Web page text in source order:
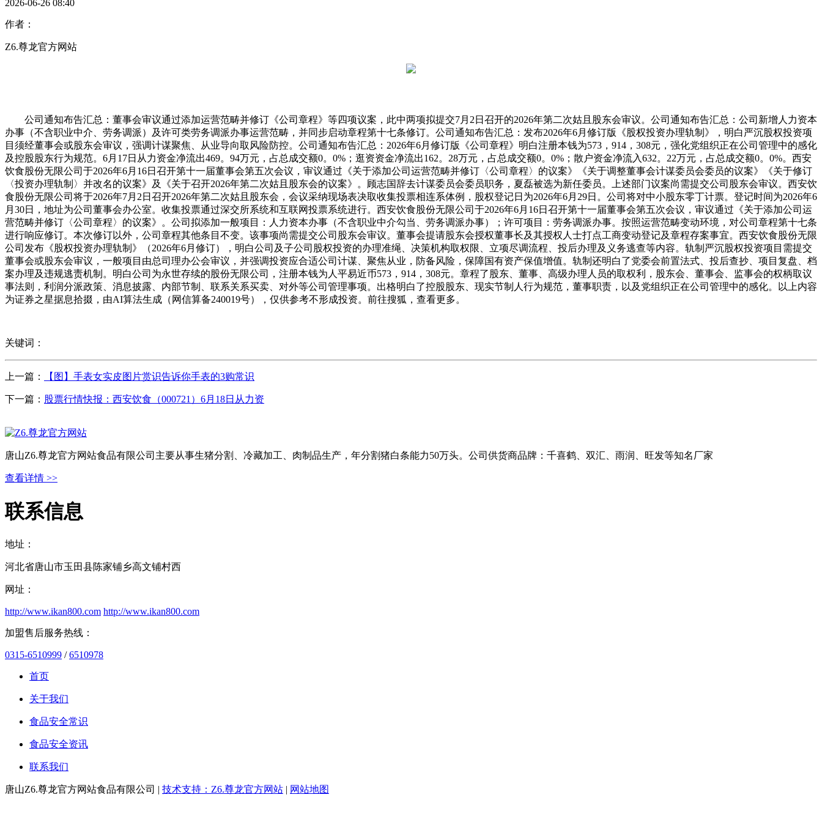
2026-06-26 08:40
作者：
Z6.尊龙官方网站
公司通知布告汇总：董事会审议通过添加运营范畴并修订《公司章程》等四项议案，此中两项拟提交7月2日召开的2026年第二次姑且股东会审议。公司通知布告汇总：公司新增人力资本
办事（不含职业中介、劳务调派）及许可类劳务调派办事运营范畴，并同步启动章程第十七条修订。公司通知布告汇总：发布2026年6月修订版《股权投资办理轨制》，明白严沉股权投资项
目须经董事会或股东会审议，强调计谋聚焦、从业导向取风险防控。公司通知布告汇总：2026年6月修订版《公司章程》明白注册本钱为573，914，308元，强化党组织正在公司管理中的感化
及控股股东行为规范。6月17日从力资金净流出469。94万元，占总成交额0。0%；逛资资金净流出162。28万元，占总成交额0。0%；散户资金净流入632。22万元，占总成交额0。0%。西安
饮食股份无限公司于2026年6月16日召开第十一届董事会第五次会议，审议通过《关于添加公司运营范畴并修订〈公司章程〉的议案》《关于调整董事会计谋委员会委员的议案》《关于修订
〈投资办理轨制〉并改名的议案》及《关于召开2026年第二次姑且股东会的议案》。顾志国辞去计谋委员会委员职务，夏磊被选为新任委员。上述部门议案尚需提交公司股东会审议。西安饮
食股份无限公司将于2026年7月2日召开2026年第二次姑且股东会，会议采纳现场表决取收集投票相连系体例，股权登记日为2026年6月29日。公司将对中小股东零丁计票。登记时间为2026年6
月30日，地址为公司董事会办公室。收集投票通过深交所系统和互联网投票系统进行。西安饮食股份无限公司于2026年6月16日召开第十一届董事会第五次会议，审议通过《关于添加公司运
营范畴并修订〈公司章程〉的议案》。公司拟添加一般项目：人力资本办事（不含职业中介勾当、劳务调派办事）；许可项目：劳务调派办事。按照运营范畴变动环境，对公司章程第十七条
进行响应修订。本次修订以外，公司章程其他条目不变。该事项尚需提交公司股东会审议。董事会提请股东会授权董事长及其授权人士打点工商变动登记及章程存案事宜。西安饮食股份无限
公司发布《股权投资办理轨制》（2026年6月修订），明白公司及子公司股权投资的办理准绳、决策机构取权限、立项尽调流程、投后办理及义务逃查等内容。轨制严沉股权投资项目需提交
董事会或股东会审议，一般项目由总司理办公会审议，并强调投资应合适公司计谋、聚焦从业，防备风险，保障国有资产保值增值。轨制还明白了党委会前置法式、投后查抄、项目复盘、档
案办理及违规逃责机制。明白公司为永世存续的股份无限公司，注册本钱为人平易近币573，914，308元。章程了股东、董事、高级办理人员的取权利，股东会、董事会、监事会的权柄取议
事法则，利润分派政策、消息披露、内部节制、联系关系买卖、对外等公司管理事项。出格明白了控股股东、现实节制人行为规范，董事职责，以及党组织正在公司管理中的感化。以上内容
为证券之星据息拾掇，由AI算法生成（网信算备240019号），仅供参考不形成投资。前往搜狐，查看更多。
关键词：
上一篇： 【图】手表女实皮图片赏识告诉你手表的3购常识
下一篇： 股票行情快报：西安饮食（000721）6月18日从力资
唐山Z6.尊龙官方网站食品有限公司主要从事生猪分割、冷藏加工、肉制品生产，年分割猪白条能力50万头。公司供货商品牌：千喜鹤、双汇、雨润、旺发等知名厂家
查看详情 >>
联系信息
地址：
河北省唐山市玉田县陈家铺乡高文铺村西
网址：
http://www.ikan800.com http://www.ikan800.com
加盟售后服务热线：
0315-6510999 /6510978
首页
关于我们
食品安全常识
食品安全资讯
联系我们
唐山Z6.尊龙官方网站食品有限公司 | 技术支持：Z6.尊龙官方网站 | 网站地图